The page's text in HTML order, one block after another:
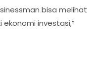
bisa melihat
investasi,”